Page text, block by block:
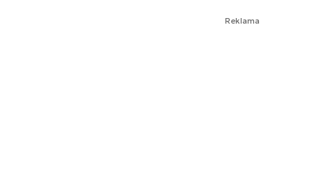
Reklama